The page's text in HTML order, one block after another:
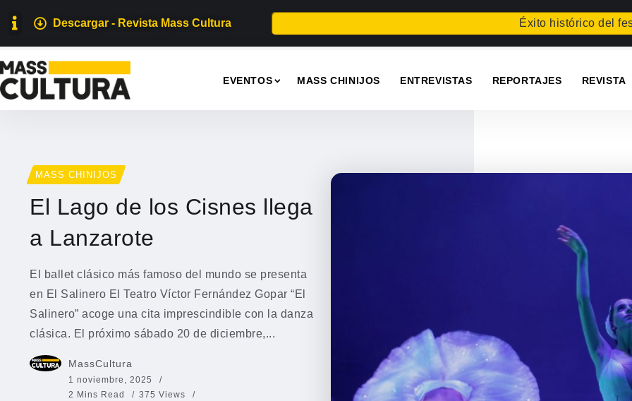
Descargar - Revista Mass Cultura Éxito histórico del festival
EVENTOS MASS CHINIJOS ENTREVISTAS REPORTAJES REVISTA
MASS CHINIJOS
El Lago de los Cisnes llega
a Lanzarote
El ballet clásico más famoso del mundo se presenta
en El Salinero El Teatro Víctor Fernández Gopar “El
Salinero” acoge una cita imprescindible con la danza
clásica. El próximo sábado 20 de diciembre,...
MassCultura
1 noviembre, 2025
2 Mins Read
375 Views